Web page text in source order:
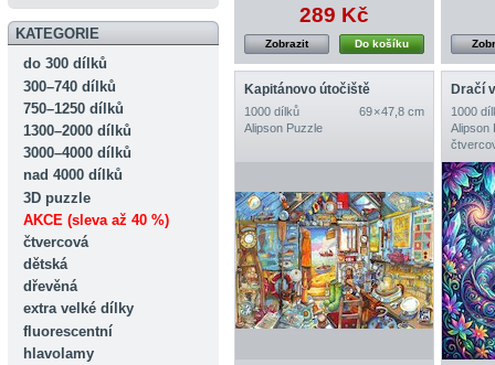
KATEGORIE
do 300 dílků
300–740 dílků
750–1250 dílků
1300–2000 dílků
3000–4000 dílků
nad 4000 dílků
3D puzzle
AKCE (sleva až 40 %)
čtvercová
dětská
dřevěná
extra velké dílky
fluorescentní
hlavolamy
289 Kč
Do košíku
Zobrazit
Kapitánovo útočiště
1000 dílků
69 × 47,8 cm
Alipson Puzzle
Dračí
1000
Alipson